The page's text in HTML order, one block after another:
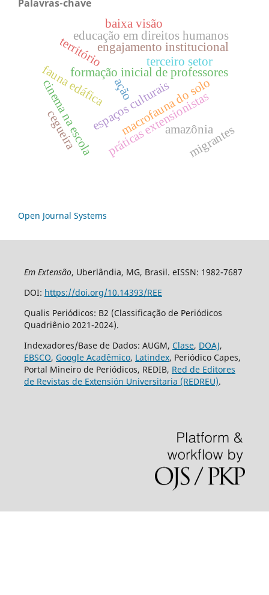
Palavras-chave
espaços culturais
formação inicial de professores
práticas extensionistas
amazônia
macrofauna do solo
fauna edáfica
cinema na escola
terceiro setor
engajamento institucional
território
educação em direitos humanos
migrantes
cegueira
baixa visão
ação
Open Journal Systems
Em Extensão, Uberlândia, MG, Brasil. eISSN: 1982-7687
DOI: https://doi.org/10.14393/REE
Qualis Periódicos: B2 (Classificação de Periódicos
Quadriênio 2021-2024).
Indexadores/Base de Dados: AUGM, Clase, DOAJ,
EBSCO, Google Acadêmico, Latindex, Periódico Capes,
Portal Mineiro de Periódicos, REDIB, Red de Editores
de Revistas de Extensión Universitaria (REDREU).